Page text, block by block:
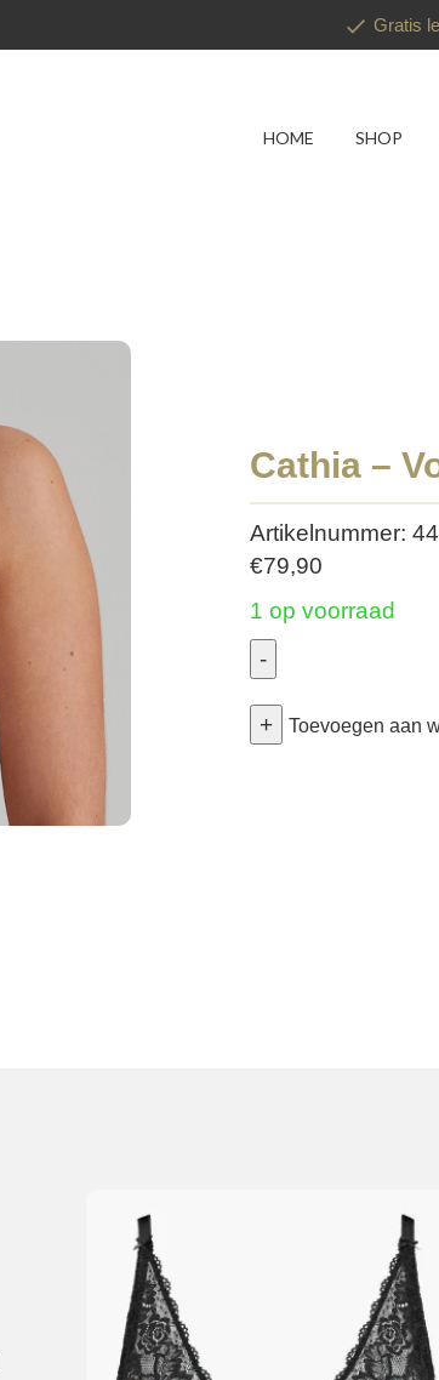
Gratis
HOME SHOP
Cathia –
Artikelnummer:
€79,90
1 op voorraad
-
+ Toevoegen aan